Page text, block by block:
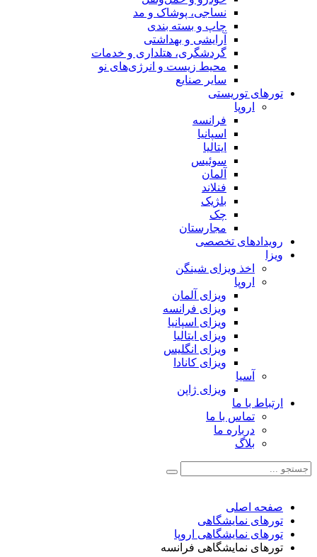
نساجی، پوشاک و مد
چاپ و بسته بندی
آرایشی و بهداشتی
گردشگری، هتلداری و خدمات
محیط زیست و انرژی‌های نو
سایر صنایع
تورهای توریستی
اروپا
فرانسه
اسپانیا
ایتالیا
سوئیس
آلمان
فنلاند
بلژیک
چک
مجارستان
رویدادهای تخصصی
ویزا
اخذ ویزای شینگن
اروپا
ویزای آلمان
ویزای فرانسه
ویزای اسپانیا
ویزای ایتالیا
ویزای انگلیس
ویزای کانادا
آسیا
ویزای ژاپن
ارتباط با ما
تماس با ما
درباره ما
بلاگ
صفحه اصلی
تورهای نمایشگاهی
تورهای نمایشگاهی اروپا
تورهای نمایشگاهی فرانسه